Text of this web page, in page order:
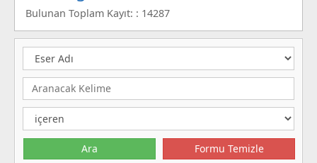
Bulunan Toplam Kayıt: : 14287